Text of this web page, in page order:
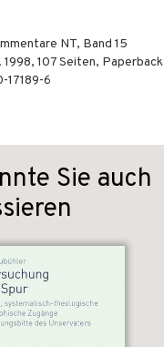
NT, Band 15
1998, 107Seiten, Paperback
17189-6
Sie auch